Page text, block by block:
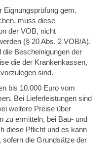
Eignungsprüfung gem.
muss diese
der VOB, nicht
(§ 20 Abs. 2 VOB/A).
Bescheinigungen der
die der Krankenkassen,
sind.
bis 10.000 Euro vom
Bei Lieferleistungen sind
weitere Preise über
zu ermitteln, bei Bau- und
diese Pflicht und es kann
sofern die Grundsätze der